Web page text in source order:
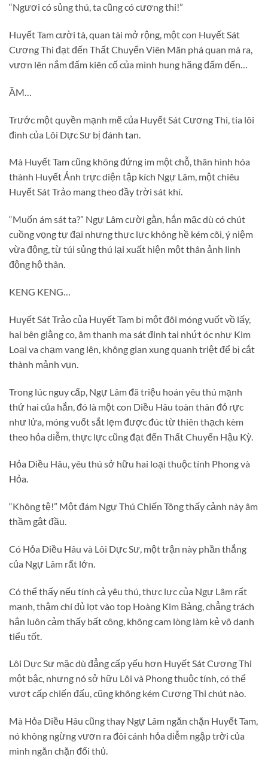
“Ngươi có sủng thú, ta cũng có cương thi!”
Huyết Tam cười tà, quan tài mở rộng, một con Huyết Sát
Cương Thi đạt đến Thất Chuyển Viên Mãn phá quan mà ra,
vươn lên nắm đấm kiên cố của mình hung hăng đấm đến…
ẦM…
Trước một quyền mạnh mẽ của Huyết Sát Cương Thi, tia lôi
đình của Lôi Dực Sư bị đánh tan.
Mà Huyết Tam cũng không đứng im một chỗ, thân hình hóa
thành Huyết Ảnh trực diện tập kích Ngự Lâm, một chiêu
Huyết Sát Trảo mang theo đầy trời sát khí.
“Muốn ám sát ta?” Ngự Lâm cười gằn, hắn mặc dù có chút
cuồng vọng tự đại nhưng thực lực không hề kém cõi, ý niệm
vừa động, từ túi sủng thú lại xuất hiện một thân ảnh linh
động hộ thân.
KENG KENG…
Huyết Sát Trảo của Huyết Tam bị một đôi móng vuốt vồ lấy,
hai bên giằng co, âm thanh ma sát đinh tai nhứt óc như Kim
Loại va chạm vang lên, không gian xung quanh triệt để bị cắt
thành mảnh vụn.
Trong lúc nguy cấp, Ngự Lâm đã triệu hoán yêu thú mạnh
thứ hai của hắn, đó là một con Diều Hâu toàn thân đỏ rực
như lửa, móng vuốt sắt lẹm được đúc từ thiên thạch kèm
theo hỏa diễm, thực lực cũng đạt đến Thất Chuyển Hậu Kỳ.
Hỏa Diều Hâu, yêu thú sở hữu hai loại thuộc tính Phong và
Hỏa.
“Không tệ!” Một đám Ngự Thú Chiến Tông thấy cảnh này âm
thầm gật đầu.
Có Hỏa Diều Hâu và Lôi Dực Sư, một trận này phần thắng
của Ngự Lâm rất lớn.
Có thể thấy nếu tính cả yêu thú, thực lực của Ngự Lâm rất
mạnh, thậm chí đủ lọt vào top Hoàng Kim Bảng, chẳng trách
hắn luôn cảm thấy bất công, không cam lòng làm kẻ vô danh
tiểu tốt.
Lôi Dực Sư mặc dù đẳng cấp yếu hơn Huyết Sát Cương Thi
một bậc, nhưng nó sở hữu Lôi và Phong thuộc tính, có thể
vượt cấp chiến đấu, cũng không kém Cương Thi chút nào.
Mà Hỏa Diều Hâu cũng thay Ngự Lâm ngăn chặn Huyết Tam,
nó không ngừng vươn ra đôi cánh hỏa diễm ngập trời của
mình ngăn chặn đối thủ.